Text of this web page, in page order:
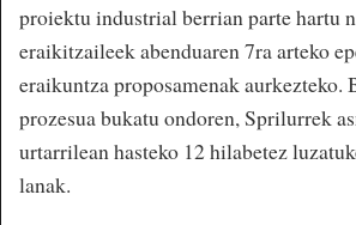
proiektu industrial berrian parte hartu
eraikitzaileek abenduaren 7ra arteko
eraikuntza proposamenak aurkezteko.
prozesua bukatu ondoren, Sprilurrek
urtarrilean hasteko 12 hilabetez
lanak.